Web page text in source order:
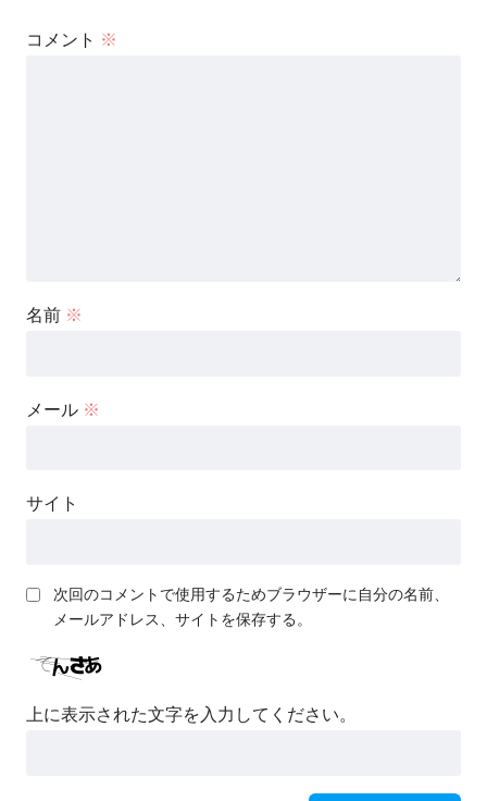
コメント ※
名前 ※
メール ※
サイト
次回のコメントで使用するためブラウザーに自分の名前、
メールアドレス、サイトを保存する。
上に表示された文字を入力してください。